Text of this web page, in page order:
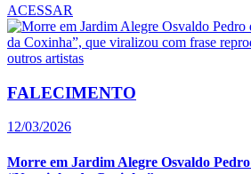
ACESSAR
FALECIMENTO
12/03/2026
Morre em Jardim Alegre Osvaldo Pedro